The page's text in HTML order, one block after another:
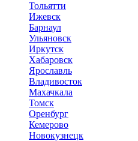
Тольятти
Ижевск
Барнаул
Ульяновск
Иркутск
Хабаровск
Ярославль
Владивосток
Махачкала
Томск
Оренбург
Кемерово
Новокузнецк